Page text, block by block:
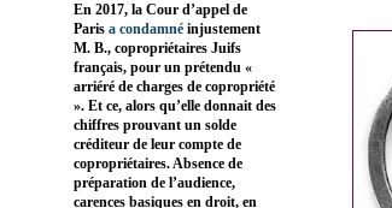
En 2017, la Cour d’appel de
Paris a condamné injustement
M. B., copropriétaires Juifs
français, pour un prétendu «
arriéré de charges de copropriété
». Et ce, alors qu’elle donnait des
chiffres prouvant un solde
créditeur de leur compte de
copropriétaires. Absence de
préparation de l’audience,
carences basiques en droit, en